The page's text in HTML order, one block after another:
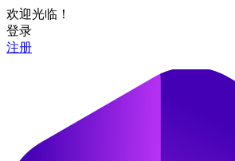
欢迎光临！
登录
注册